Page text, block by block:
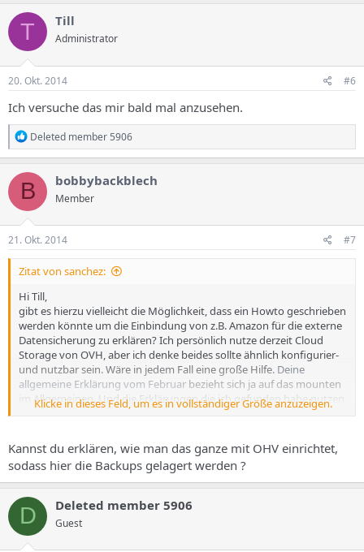
T Till
Administrator
20. Okt. 2014 #6
Ich versuche das mir bald mal anzusehen.
R
e
a
k
t
i
o
n
e
Deleted member 5906
B bobbybackblech
Member
21. Okt. 2014 #7
Zitat von sanchez:
Hi Till,
gibt es hierzu vielleicht die Möglichkeit, dass ein Howto geschrieben
werden könnte um die Einbindung von z.B. Amazon für die externe
Datensicherung zu erklären? Ich persönlich nutze derzeit Cloud
Storage von OVH, aber ich denke beides sollte ähnlich konfigurier-
und nutzbar sein. Wäre in jedem Fall eine große Hilfe. Deine
allgemeine Erklärung vom Februar bezieht sich ja auf das mounten
im Allgemeinen. Und die Erklärungen die ich gefunden habe nutzen
fstab was jedoch von allen Nutzern eingesehen werden könnte.
Klicke in dieses Feld, um es in vollständiger Größe anzuzeigen.
Kannst du erklären, wie man das ganze mit OHV einrichtet,
sodass hier die Backups gelagert werden ?
D Deleted member 5906
Guest